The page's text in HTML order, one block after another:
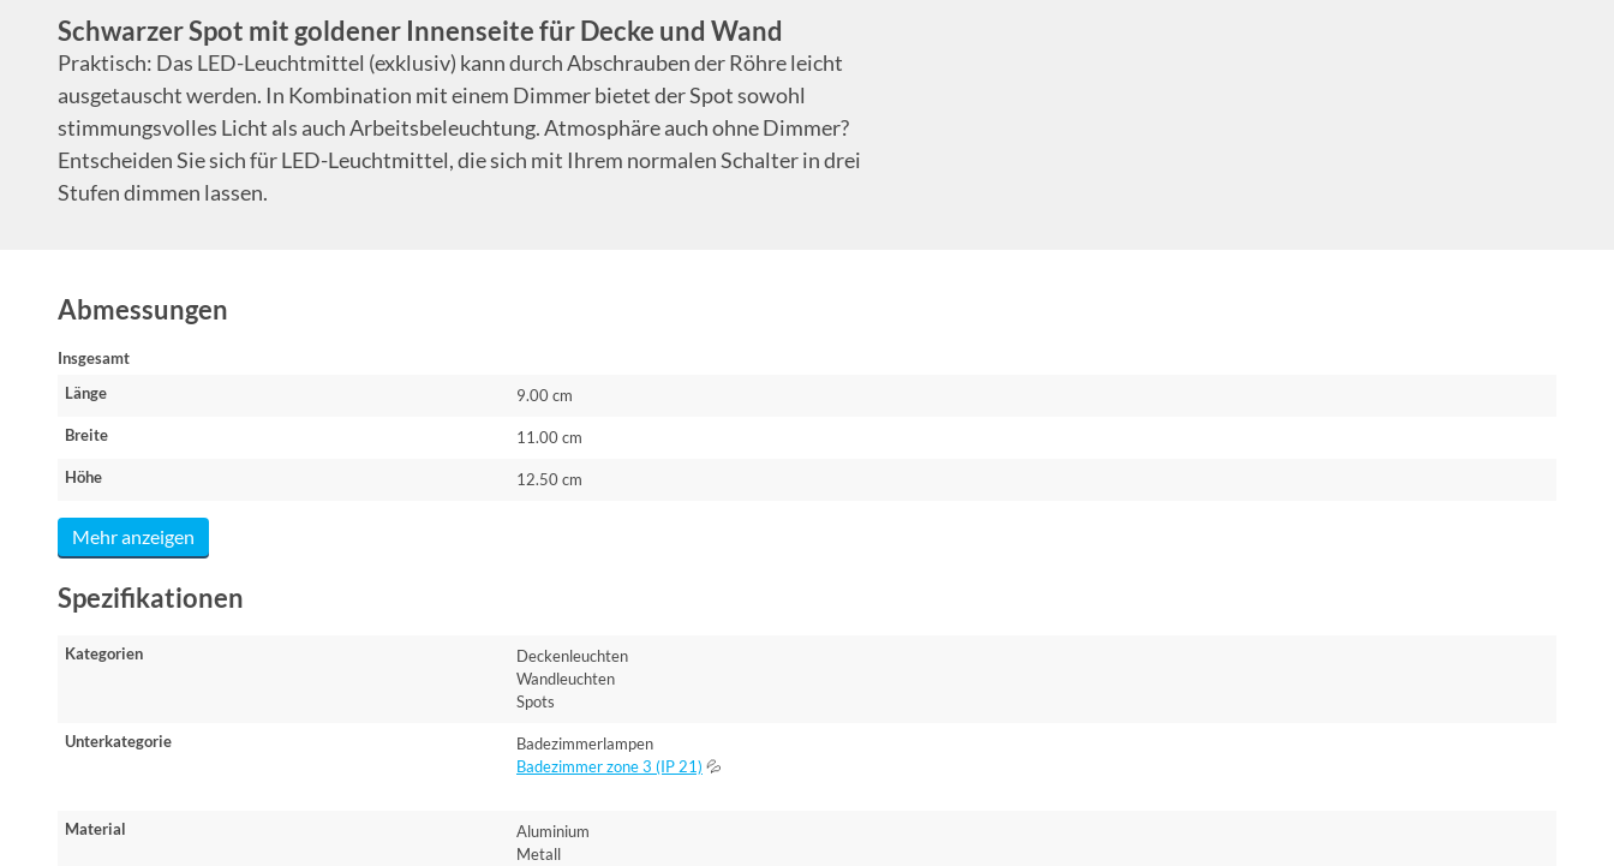
Schwarzer Spot mit goldener Innenseite für Decke und Wand
Praktisch: Das LED-Leuchtmittel (exklusiv) kann durch Abschrauben der Röhre leicht
ausgetauscht werden. In Kombination mit einem Dimmer bietet der Spot sowohl
stimmungsvolles Licht als auch Arbeitsbeleuchtung. Atmosphäre auch ohne Dimmer?
Entscheiden Sie sich für LED-Leuchtmittel, die sich mit Ihrem normalen Schalter in drei
Stufen dimmen lassen.
Abmessungen
Insgesamt
Länge
9.00 cm
Breite 11.00 cm
Höhe 12.50 cm
Mehr anzeigen
Spezifikationen
Kategorien
Deckenleuchten
Wandleuchten
Spots
Unterkategorie
Badezimmerlampen
Badezimmer zone 3 (IP 21) 💦
Material
Aluminium
Metall